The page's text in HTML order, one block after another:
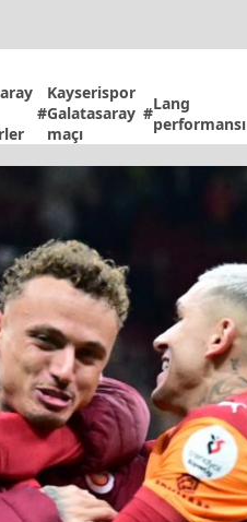
#
Kayserispor
Galatasaray
maçı
#Lang
performansı